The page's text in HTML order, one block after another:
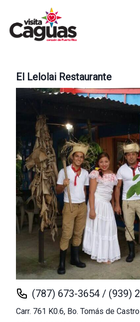
El Lelolai Restaurante
(787) 673-3654 / (939)
Carr. 761 K0.6, Bo. Tomás de